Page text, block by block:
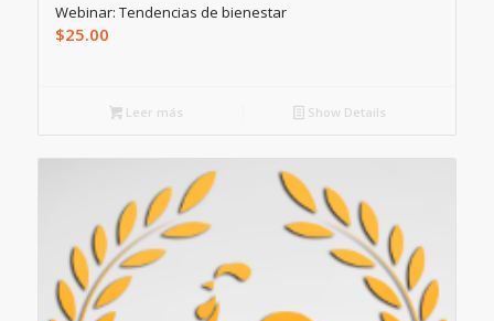
Webinar: Tendencias de bienestar
$25.00
Leer más Show Details